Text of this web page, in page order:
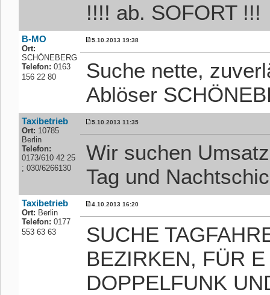
!!!! ab. SOFORT !!!
B-MO
Ort:
SCHÖNEBERG
Telefon: 0163
156 22 80
5.10.2013 19:38
Suche nette,
Ablöser
Taxibetrieb
Ort: 10785
Berlin
Telefon:
0173/610 42 25
; 030/6266130
5.10.2013 11:35
Wir suchen
Tag und
Taxibetrieb
Ort: Berlin
Telefon: 0177
553 63 63
4.10.2013 16:20
SUCHE
BEZIRKEN, FÜR
DOPPELFUNK